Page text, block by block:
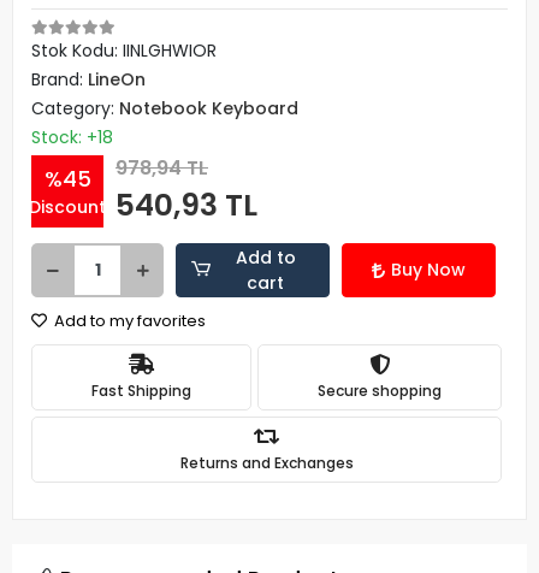
Stok Kodu: IINLGHWIOR
Brand: LineOn
Category: Notebook Keyboard
Stock: +18
%45
Discount
978,94 TL
540,93 TL
Add to
cart
Buy Now
Add to my favorites
Fast Shipping Secure shopping
Returns and Exchanges